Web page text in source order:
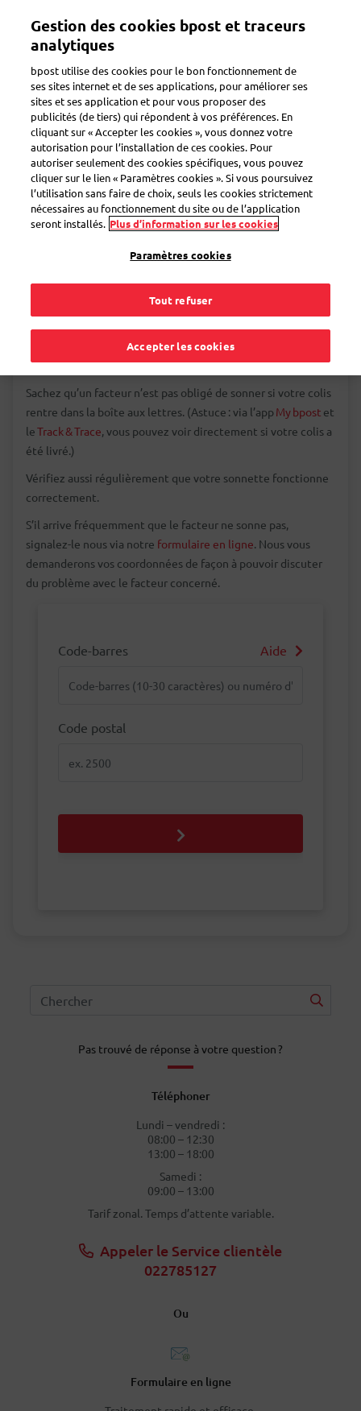
contenu
Toggle navigation
Mon facteur
Mon facteur n'a pas
sonné à la porte. Que
puis-je faire ?
Nous sommes désolés d’apprendre que votre facteur n’a pas
sonné pour vous remettre votre colis.
Sachez qu’un facteur n’est pas obligé de sonner si votre colis
rentre dans la boîte aux lettres. (Astuce : via l’appMy bpost et
leTrack & Trace, vous pouvez voir directement si votre colis a
été livré.)
Vérifiez aussi régulièrement que votre sonnette fonctionne
correctement.
S’il arrive fréquemment que le facteur ne sonne pas,
signalez-le nous via notre formulaire en ligne. Nous vous
demanderons vos coordonnées de façon à pouvoir discuter
du problème avec le facteur concerné.
Code-barres
Aide
Code postal
Pas trouvé de réponse à votre question ?
Téléphoner
Lundi – vendredi :
08:00 – 12:30
13:00 – 18:00
Samedi :
09:00 – 13:00
Tarif zonal. Temps d’attente variable.
Appeler le Service clientèle
022785127
Ou
Formulaire en ligne
Gestion des cookies bpost et traceurs
analytiques
bpost utilise des cookies pour le bon fonctionnement de
ses sites internet et de ses applications, pour améliorer ses
sites et ses application et pour vous proposer des
publicités (de tiers) qui répondent à vos préférences. En
cliquant sur « Accepter les cookies », vous donnez votre
autorisation pour l’installation de ces cookies. Pour
autoriser seulement des cookies spécifiques, vous pouvez
cliquer sur le lien « Paramètres cookies ». Si vous poursuivez
l’utilisation sans faire de choix, seuls les cookies strictement
nécessaires au fonctionnement du site ou de l’application
seront installés. Plus d’information sur les cookies
Paramètres cookies
Tout refuser
Accepter les cookies